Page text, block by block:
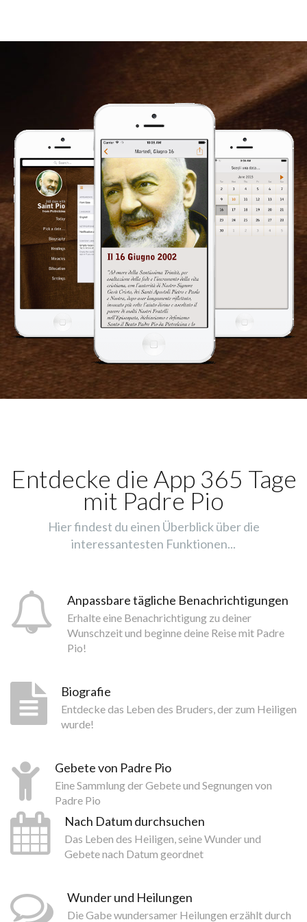
Entdecke die App 365 Tage
mit Padre Pio
Hier findest du einen Überblick über die
interessantesten Funktionen...
Anpassbare tägliche Benachrichtigungen
Erhalte eine Benachrichtigung zu deiner
Wunschzeit und beginne deine Reise mit Padre
Pio!
Biografie
Entdecke das Leben des Bruders, der zum Heiligen
wurde!
Gebete von Padre Pio
Eine Sammlung der Gebete und Segnungen von
Padre Pio
Nach Datum durchsuchen
Das Leben des Heiligen, seine Wunder und
Gebete nach Datum geordnet
Wunder und Heilungen
Die Gabe wundersamer Heilungen erzählt durch